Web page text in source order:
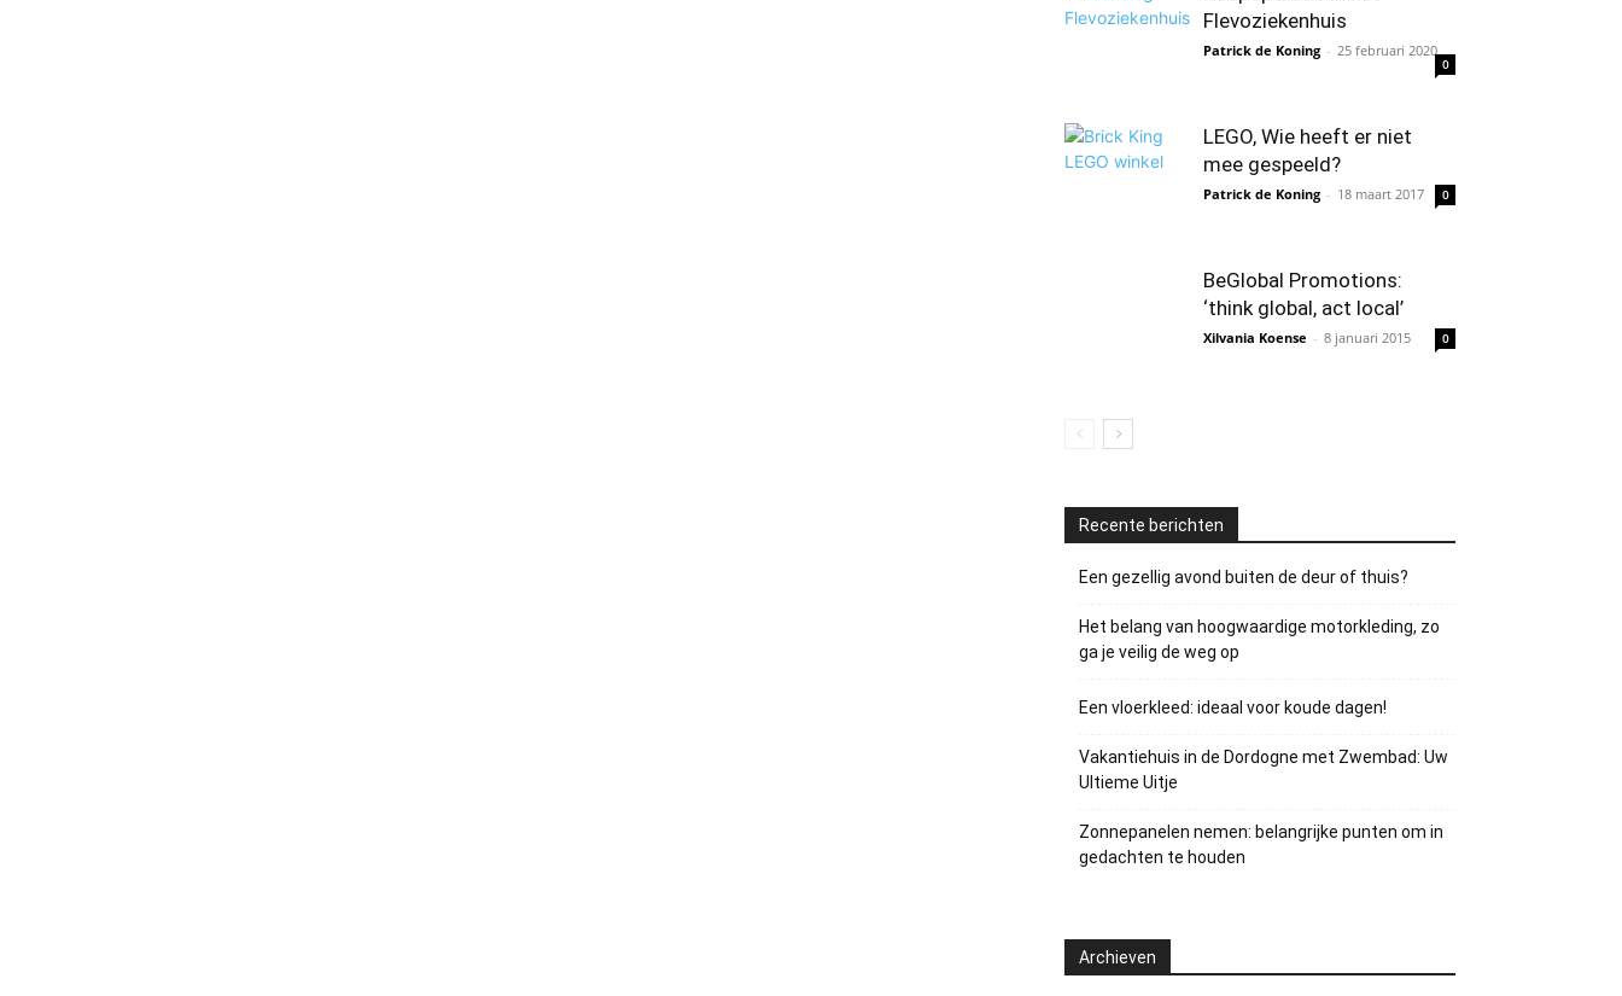
Flevoziekenhuis
Patrick de Koning - 25 februari 2020
0
LEGO, Wie heeft er niet
mee gespeeld?
Patrick de Koning - 18 maart 2017 0
BeGlobal Promotions:
‘think global, act local’
Xilvania Koense - 8 januari 2015 0
Recente berichten
Een gezellig avond buiten de deur of thuis?
Het belang van hoogwaardige motorkleding, zo
ga je veilig de weg op
Een vloerkleed: ideaal voor koude dagen!
Vakantiehuis in de Dordogne met Zwembad: Uw
Ultieme Uitje
Zonnepanelen nemen: belangrijke punten om in
gedachten te houden
Archieven